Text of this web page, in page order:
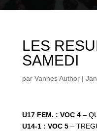
LES
SAMEDI
par Vannes Author|
U17 FEM. : VOC 4–
U14-1 : VOC 5–